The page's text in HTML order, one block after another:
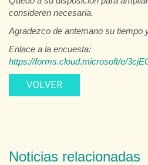
consideren necesaria.
Agradezco de antemano su tiempo
Enlace a la encuesta:
https://forms.cloud.microsoft/e/
VOLVER
Noticias relacionadas